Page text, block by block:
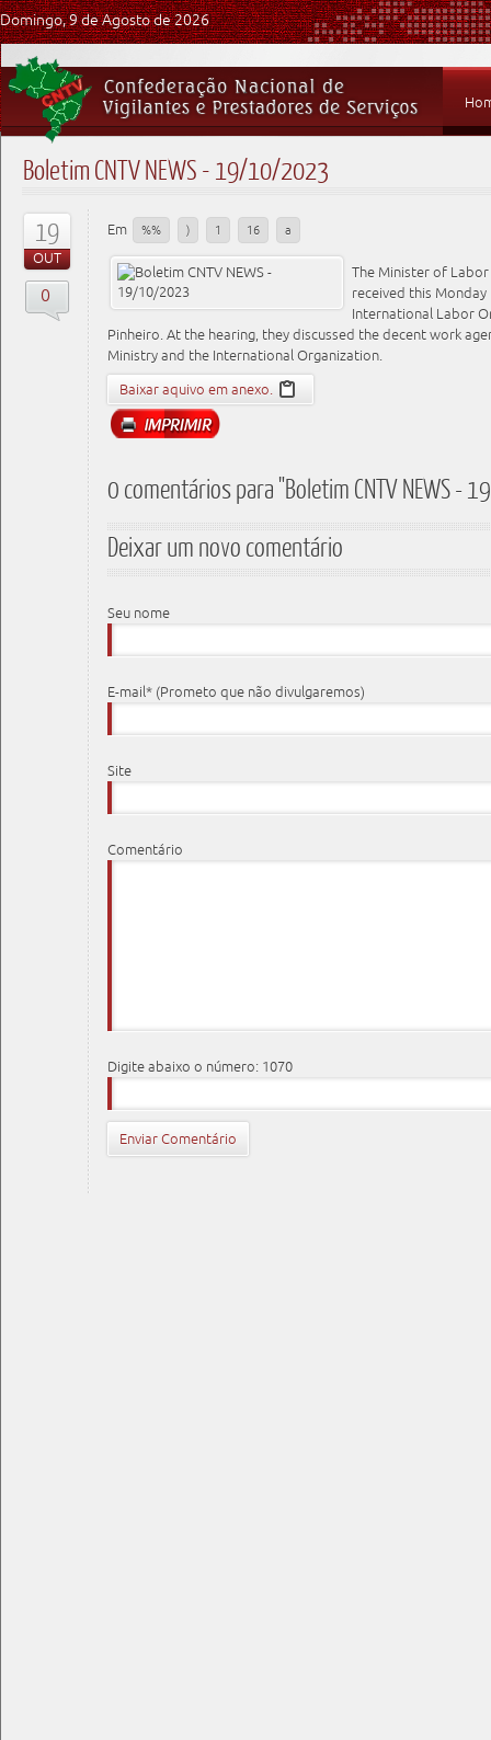
Domingo, 9 de Agosto de 2026
Boletim CNTV NEWS - 19/10/2023
19
OUT
0
Em %% ) 1 16 a
The Minister of
received this
International Labor
Pinheiro. At the hearing, they discussed the decent work
Ministry and the International Organization.
Baixar aquivo em anexo.
0 comentários para "Boletim CNTV NEWS -
Deixar um novo comentário
Seu nome
E-mail* (Prometo que não divulgaremos)
Site
Comentário
Digite abaixo o número: 1070